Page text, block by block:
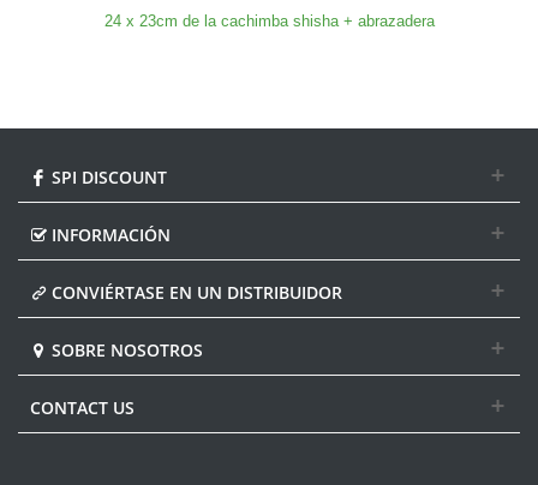
24 x 23cm de la cachimba shisha + abrazadera
SPI DISCOUNT
INFORMACIÓN
CONVIÉRTASE EN UN DISTRIBUIDOR
SOBRE NOSOTROS
CONTACT US